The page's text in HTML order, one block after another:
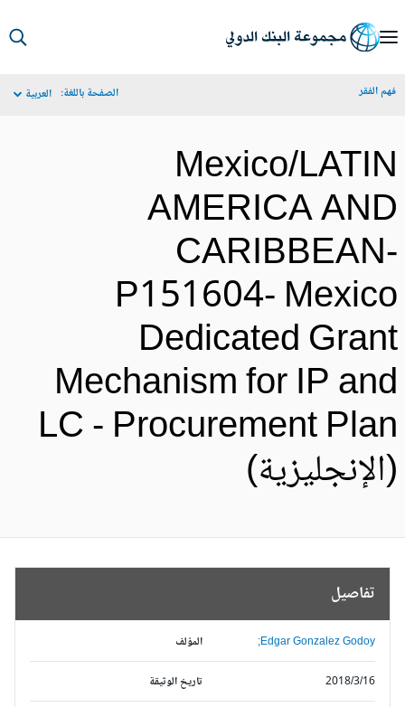
الفقر الصفحة باللغة: العربية
Mexico/
AMERICA
P151604-
Dedicated
Mechanism for IP
LC - Procurement
تفاصيل
المؤلف Edgar Gonzalez Godoy;
تاريخ الوثيقة 2018/3/16